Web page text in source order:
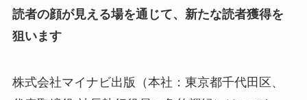
読者の顔が見える場を通じて、新たな読者獲得を
狙います
株式会社マイナビ出版（本社：東京都千代田区、